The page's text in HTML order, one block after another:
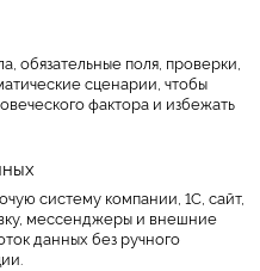
обязательные поля, проверки,
сценарии, чтобы
фактора и избежать
систему компании, 1С, сайт,
мессенджеры и внешние
данных без ручного